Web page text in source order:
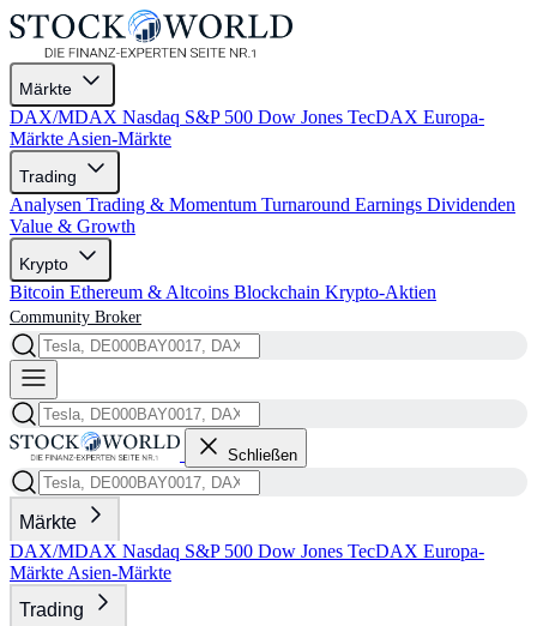
Märkte
DAX/MDAX Nasdaq S&P 500 Dow Jones TecDAX Europa-
Märkte Asien-Märkte
Trading
Analysen Trading & Momentum Turnaround Earnings Dividenden
Value & Growth
Krypto
Bitcoin Ethereum & Altcoins Blockchain Krypto-Aktien
Community Broker
Schließen
Märkte
DAX/MDAX Nasdaq S&P 500 Dow Jones TecDAX Europa-
Märkte Asien-Märkte
Trading